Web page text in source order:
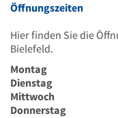
Öffnungszeiten
Hier finden Sie die
Bielefeld.
Montag
Dienstag
Mittwoch
Donnerstag